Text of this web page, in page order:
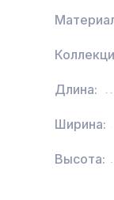
обои Cosca
панель
ХДФ, бук
Длина:
Ширина:
Высота: